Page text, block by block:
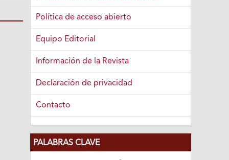
Política de acceso abierto
Equipo Editorial
Información de la Revista
Declaración de privacidad
Contacto
PALABRAS CLAVE